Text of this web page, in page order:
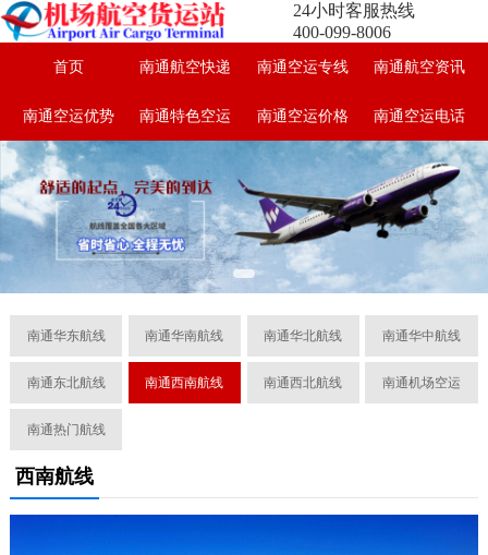
24小时客服热线
400-099-8006
首页 南通航空快递 南通空运专线 南通航空资讯
南通空运优势 南通特色空运 南通空运价格 南通空运电话
南通华东航线 南通华南航线 南通华北航线 南通华中航线
南通东北航线 南通西南航线 南通西北航线 南通机场空运
南通热门航线
西南航线